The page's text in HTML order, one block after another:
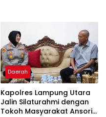
Daerah
Kapolres Lampung Utara
Jalin Silaturahmi dengan
Tokoh Masyarakat Ansori